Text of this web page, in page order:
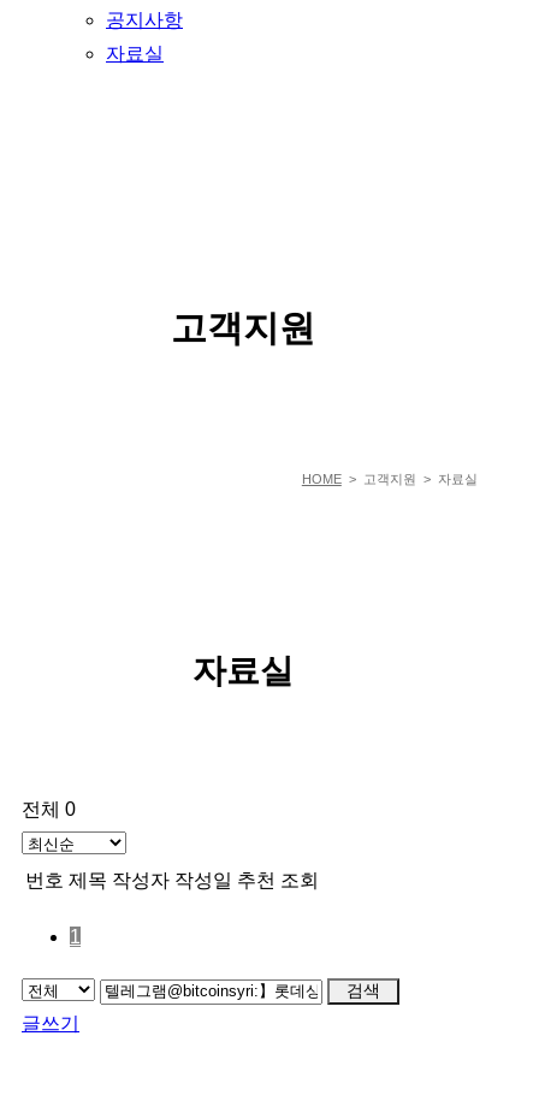
공지사항
자료실
고객지원
HOME> 고객지원 > 자료실
자료실
전체 0
번호 제목 작성자 작성일 추천 조회
1
검색
글쓰기